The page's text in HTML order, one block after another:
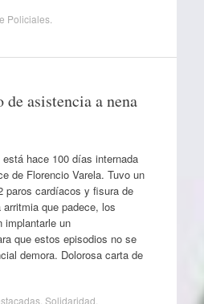
Policiales.
asistencia a nena
hace 100 días internada
de Florencio Varela. Tuvo un
paros cardíacos y fisura de
que padece, los
implantarle un
que estos episodios no se
demora. Dolorosa carta de
, Solidaridad